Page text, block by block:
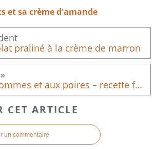
et sa crème d'amande
praliné à la crème de marron
Fondant aux pommes et aux poires – recette facile et moelleuse
CET ARTICLE
un commentaire